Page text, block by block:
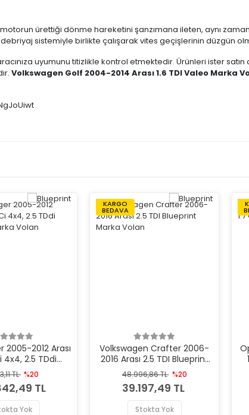
ürettiği dönme hareketini şanzımana ileten, aynı
sistemiyle birlikte çalışarak vites geçişlerinin düzgün
uyumunu titizlikle kontrol etmektedir. Ürünleri ister
Volkswagen Golf 2004-2014 Arası 1.6 TDI Valeo Marka
2005-2012 Arası
4x4, 2.5 TDdi
Marka Volan
TL %20
TL
Yok
KARGO
BEDAVA
Volkswagen Crafter 2006-
2016 Arası 2.5 TDI Blueprint
Marka Volan
48.996,86 TL %20
39.197,49 TL
Stokta Yok